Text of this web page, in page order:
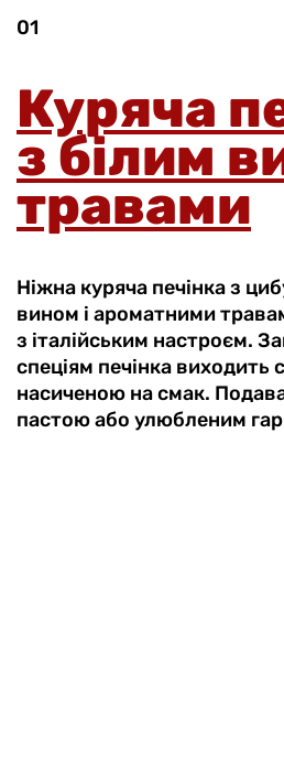
01
Куряча
з білим
травами
Ніжна куряча печінка з
вином і ароматними
з італійським настроєм.
спеціям печінка виходить
насиченою на смак.
пастою або улюбленим